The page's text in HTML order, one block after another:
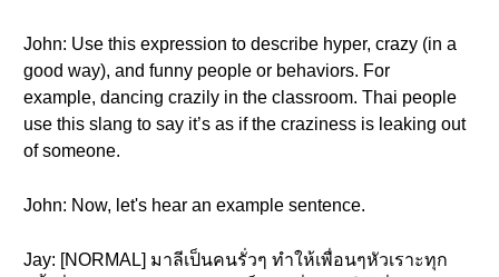
John: Use this expression to describe hyper, crazy (in a
good way), and funny people or behaviors. For
example, dancing crazily in the classroom. Thai people
use this slang to say it’s as if the craziness is leaking out
of someone.
John: Now, let's hear an example sentence.
Jay: [NORMAL] มาลีเป็นคนรั่วๆ ทำให้เพื่อนๆหัวเราะทุก